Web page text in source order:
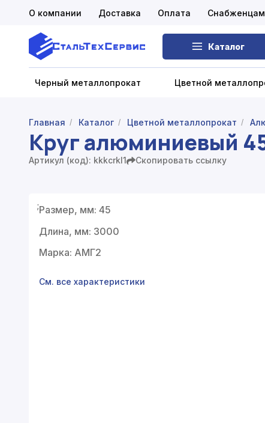
Каталог
Черный металлопрокат Цветной
О компании Доставка Оплата Снабженцам
Черный металлопрокат
Цветной металлопрокат
Главная / Каталог / Цветной металлопрокат /
Круг алюминиевый
Артикул (код): kkkcrkl1 Скопировать ссылку
;Размер, мм: 45
Длина, мм: 3000
Марка: АМГ2
См. все характеристики